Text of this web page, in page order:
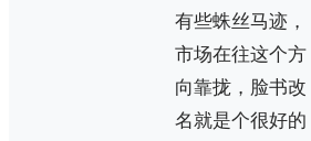
有些蛛丝马迹，
市场在往这个方
向靠拢，脸书改
名就是个很好的